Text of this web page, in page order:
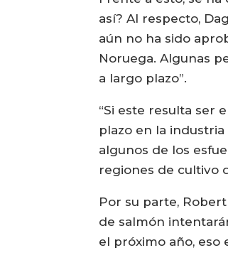
así? Al respecto,
aún no ha sido
Noruega. Algunas
a largo plazo”.
“Si este resulta ser
plazo en la
algunos de los
regiones de cultivo
Por su parte, Robert
de salmón
el próximo año, eso